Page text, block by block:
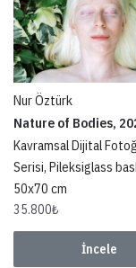
Nur Öztürk
Nature of Bodies,
Kavramsal Dijital
Serisi, Pileksiglass
50x70 cm
35.800₺
İncele